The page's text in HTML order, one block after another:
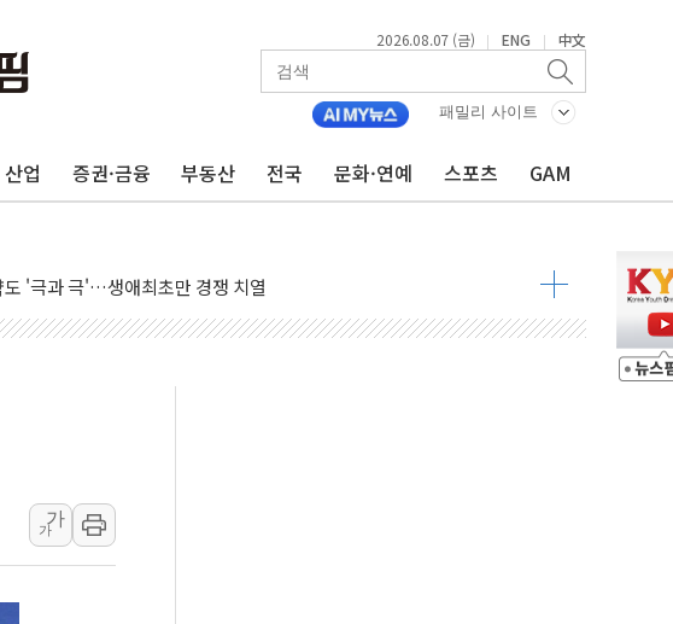
2026.08.07 (금) | ENG | 中文
패밀리 사이트
산업 증권·금융 부동산 전국 문화·연예 스포츠 GAM
원…써밋 클라비온 59㎡ 18억원대
'극과 극'…생애최초만 경쟁 치열
달러대 횡보…고래·ETF 매수에도 고유가·금리·입법 지연 '삼중 부담'
고치 경신…한낮 총수요 104.3GW 기록
디 동시 공격… 위기 고조되는 또 다른 중동 화약고
는다…상피제 실시
지분 일부 매각
최소 7명 사망
보 해제…누적 온열질환자 2872명
가
가